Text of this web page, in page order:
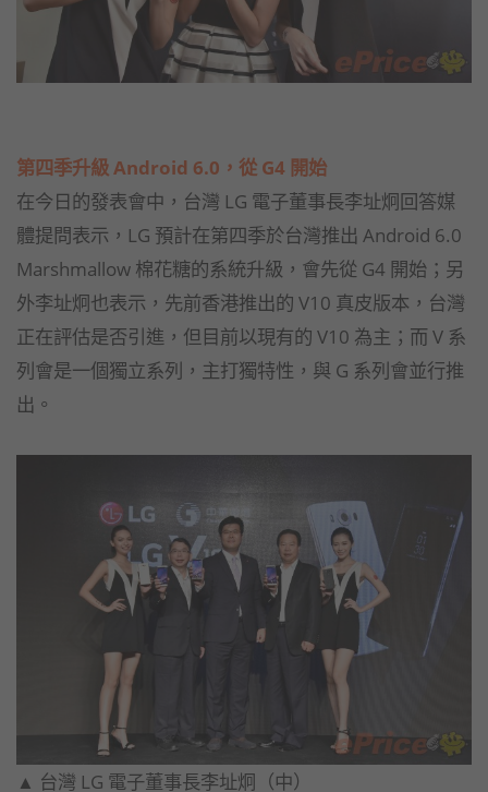
第四季升級 Android 6.0，從 G4 開始
在今日的發表會中，台灣 LG 電子董事長李址炯回答媒
體提問表示，LG 預計在第四季於台灣推出 Android 6.0
Marshmallow 棉花糖的系統升級，會先從 G4 開始；另
外李址炯也表示，先前香港推出的 V10 真皮版本，台灣
正在評估是否引進，但目前以現有的 V10 為主；而 V 系
列會是一個獨立系列，主打獨特性，與 G 系列會並行推
出。
▲ 台灣 LG 電子董事長李址炯（中）